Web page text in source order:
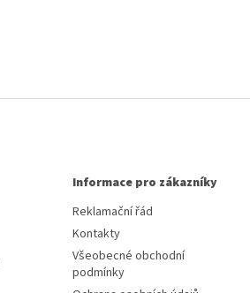
Informace pro zákazníky
Reklamační řád
Kontakty
Všeobecné obchodní
podmínky